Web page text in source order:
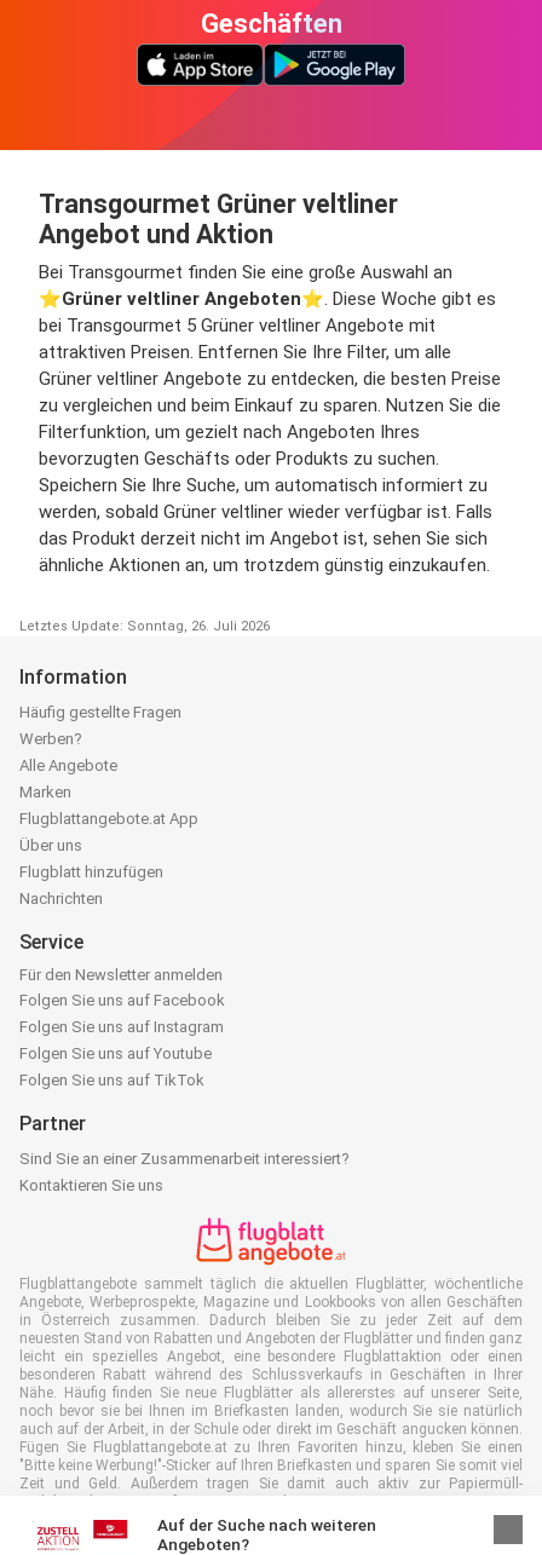
Geschäften
Transgourmet Grüner veltliner
Angebot und Aktion
Bei Transgourmet finden Sie eine große Auswahl an
⭐️Grüner veltliner Angeboten⭐️. Diese Woche gibt es
bei Transgourmet 5 Grüner veltliner Angebote mit
attraktiven Preisen. Entfernen Sie Ihre Filter, um alle
Grüner veltliner Angebote zu entdecken, die besten Preise
zu vergleichen und beim Einkauf zu sparen. Nutzen Sie die
Filterfunktion, um gezielt nach Angeboten Ihres
bevorzugten Geschäfts oder Produkts zu suchen.
Speichern Sie Ihre Suche, um automatisch informiert zu
werden, sobald Grüner veltliner wieder verfügbar ist. Falls
das Produkt derzeit nicht im Angebot ist, sehen Sie sich
ähnliche Aktionen an, um trotzdem günstig einzukaufen.
Letztes Update: Sonntag, 26. Juli 2026
Auf der Suche nach weiteren
Angeboten?
Information
Häufig gestellte Fragen
Werben?
Alle Angebote
Marken
Flugblattangebote.at App
Über uns
Flugblatt hinzufügen
Nachrichten
Service
Für den Newsletter anmelden
Folgen Sie uns auf Facebook
Folgen Sie uns auf Instagram
Folgen Sie uns auf Youtube
Folgen Sie uns auf TikTok
Partner
Sind Sie an einer Zusammenarbeit interessiert?
Kontaktieren Sie uns
Flugblattangebote sammelt täglich die aktuellen Flugblätter, wöchentliche
Angebote, Werbeprospekte, Magazine und Lookbooks von allen Geschäften
in Österreich zusammen. Dadurch bleiben Sie zu jeder Zeit auf dem
neuesten Stand von Rabatten und Angeboten der Flugblätter und finden ganz
leicht ein spezielles Angebot, eine besondere Flugblattaktion oder einen
besonderen Rabatt während des Schlussverkaufs in Geschäften in Ihrer
Nähe. Häufig finden Sie neue Flugblätter als allererstes auf unserer Seite,
noch bevor sie bei Ihnen im Briefkasten landen, wodurch Sie sie natürlich
auch auf der Arbeit, in der Schule oder direkt im Geschäft angucken können.
Fügen Sie Flugblattangebote.at zu Ihren Favoriten hinzu, kleben Sie einen
"Bitte keine Werbung!"-Sticker auf Ihren Briefkasten und sparen Sie somit viel
Zeit und Geld. Außerdem tragen Sie damit auch aktiv zur Papiermüll-
Reduktion bei, was gut für unsere Umwelt ist.